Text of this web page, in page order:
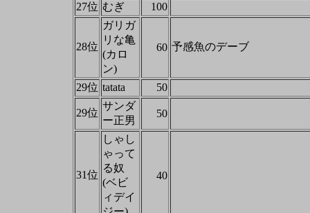
27位 むぎ 100
28位
ガリガ
リな亀
(カロ
ン)
60 予感魚のデーブ
29位 tatata 50
29位
サンダ
ー正男
50
31位
しゃし
ゃって
る奴
(ベビ
ィデイ
40